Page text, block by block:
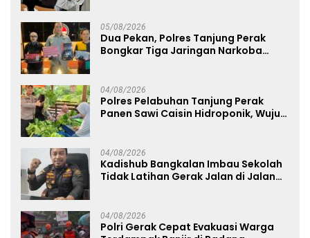
05/08/2026
Dua Pekan, Polres Tanjung Perak
Bongkar Tiga Jaringan Narkoba
04/08/2026
Polres Pelabuhan Tanjung Perak
Panen Sawi Caisin Hidroponik, Wujud
04/08/2026
Kadishub Bangkalan Imbau Sekolah
Tidak Latihan Gerak Jalan di Jalan
04/08/2026
Polri Gerak Cepat Evakuasi Warga